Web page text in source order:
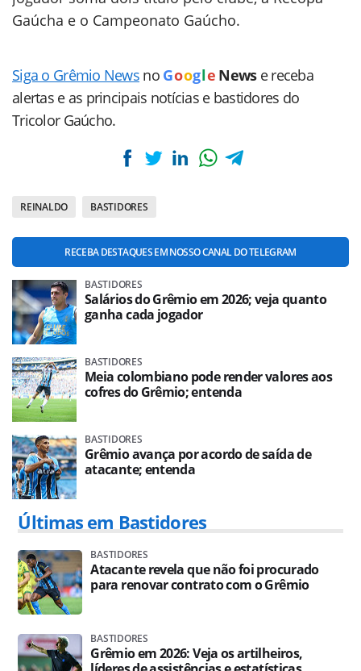
Gaúcha e o Campeonato Gaúcho.
Siga o Grêmio News no Goog le News e receba
alertas e as principais notícias e bastidores do
Tricolor Gaúcho.
REINALDO BASTIDORES
RECEBA DESTAQUES EM NOSSO CANAL DO TELEGRAM
BASTIDORES
Salários do Grêmio em 2026; veja quanto
ganha cada jogador
BASTIDORES
Meia colombiano pode render valores aos
cofres do Grêmio; entenda
BASTIDORES
Grêmio avança por acordo de saída de
atacante; entenda
Últimas em Bastidores
BASTIDORES
Atacante revela que não foi procurado
para renovar contrato com o Grêmio
BASTIDORES
Grêmio em 2026: Veja os artilheiros,